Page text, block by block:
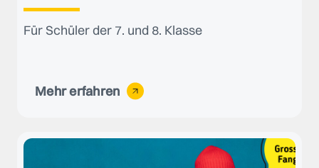
Für Schüler der 7. und 8. Klasse
Mehr erfahren